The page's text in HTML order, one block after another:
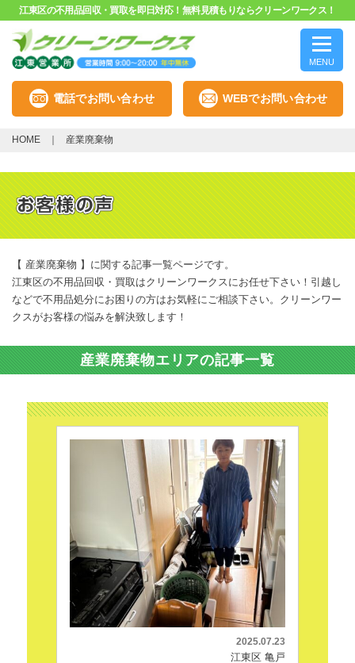
江東区の不用品回収・買取を即日対応！無料見積もりならクリーンワークス！
MENU
電話でお問い合わせ WEBでお問い合わせ
HOME 産業廃棄物
【 産業廃棄物 】に関する記事一覧ページです。
江東区の不用品回収・買取はクリーンワークスにお任せ下さい！引越し
などで不用品処分にお困りの方はお気軽にご相談下さい。クリーンワー
クスがお客様の悩みを解決致します！
産業廃棄物エリアの記事一覧
2025.07.23
江東区 亀戸